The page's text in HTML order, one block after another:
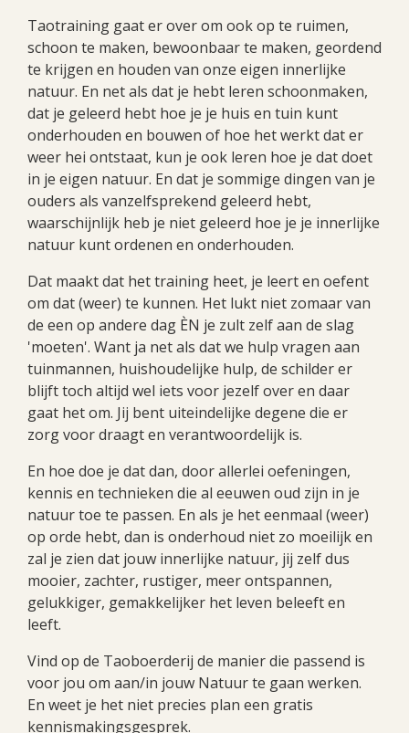
Taotraining gaat er over om ook op te ruimen,
schoon te maken, bewoonbaar te maken, geordend
te krijgen en houden van onze eigen innerlijke
natuur. En net als dat je hebt leren schoonmaken,
dat je geleerd hebt hoe je je huis en tuin kunt
onderhouden en bouwen of hoe het werkt dat er
weer hei ontstaat, kun je ook leren hoe je dat doet
in je eigen natuur. En dat je sommige dingen van je
ouders als vanzelfsprekend geleerd hebt,
waarschijnlijk heb je niet geleerd hoe je je innerlijke
natuur kunt ordenen en onderhouden.
Dat maakt dat het training heet, je leert en oefent
om dat (weer) te kunnen. Het lukt niet zomaar van
de een op andere dag ÈN je zult zelf aan de slag
'moeten'. Want ja net als dat we hulp vragen aan
tuinmannen, huishoudelijke hulp, de schilder er
blijft toch altijd wel iets voor jezelf over en daar
gaat het om. Jij bent uiteindelijke degene die er
zorg voor draagt en verantwoordelijk is.
En hoe doe je dat dan, door allerlei oefeningen,
kennis en technieken die al eeuwen oud zijn in je
natuur toe te passen. En als je het eenmaal (weer)
op orde hebt, dan is onderhoud niet zo moeilijk en
zal je zien dat jouw innerlijke natuur, jij zelf dus
mooier, zachter, rustiger, meer ontspannen,
gelukkiger, gemakkelijker het leven beleeft en
leeft.
Vind op de Taoboerderij de manier die passend is
voor jou om aan/in jouw Natuur te gaan werken.
En weet je het niet precies plan een gratis
kennismakingsgesprek.